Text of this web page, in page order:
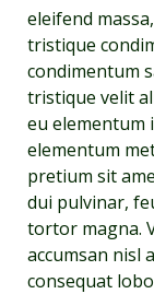
eleifend
tristique
condimentum
tristique velit
eu elementum
elementum
pretium sit
dui pulvinar,
tortor magna.
accumsan nisl
consequat